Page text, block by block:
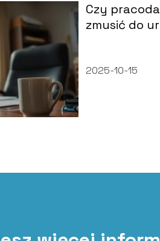
Czy
zmusić do
2025-10-15